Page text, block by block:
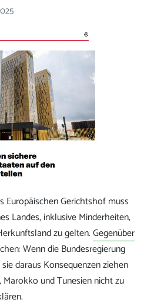
Europäischen Gerichtshof muss
Landes, inklusive Minderheiten,
zu gelten.Gegenüber
Wenn die Bundesregierung
daraus Konsequenzen ziehen
und Tunesien nicht zu